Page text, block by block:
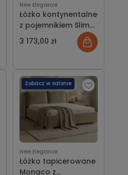
New Elegance
Łóżko kontynentalne
z pojemnikiem Slim
wezgłowie L z
lamówką New
3 173,00 zł
New Elegance
Łóżko tapicerowane
Monaco z
Zobacz w salonie